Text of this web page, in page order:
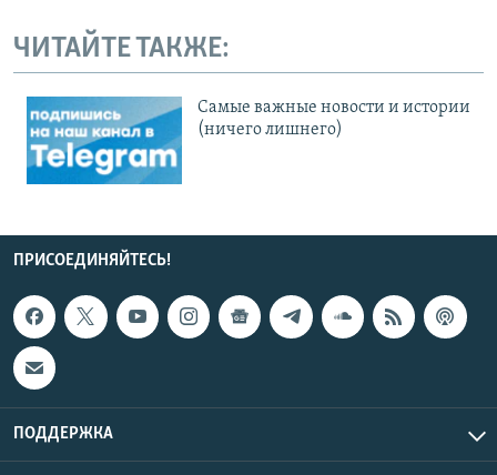
ЧИТАЙТЕ ТАКЖЕ:
Cамые важные новости и истории
(ничего лишнего)
ПРИСОЕДИНЯЙТЕСЬ!
ПОДДЕРЖКА